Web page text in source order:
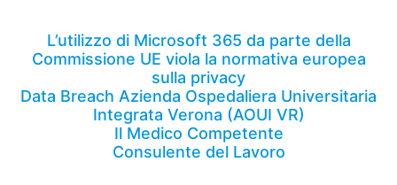
L’utilizzo di Microsoft 365 da parte della
Commissione UE viola la normativa europea
sulla privacy
Data Breach Azienda Ospedaliera Universitaria
Integrata Verona (AOUI VR)
Il Medico Competente
Consulente del Lavoro